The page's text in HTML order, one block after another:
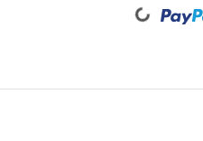
Loading...